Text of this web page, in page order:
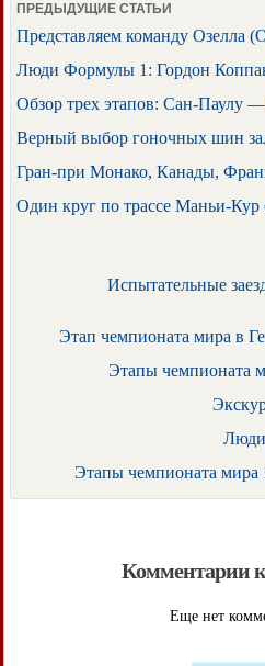
ПРЕДЫДУЩИЕ СТАТЬИ
Представляем команду Озелла
Люди Формулы 1: Гордон
Обзор трех этапов: Сан-Паулу
Верный выбор гоночных шин
Гран-при Монако, Канады,
Один круг по трассе Маньи-Кур
Испытательные
Этап чемпионата мира в
Этапы чемпионата
Люди
Этапы чемпионата
Комментарии к
Еще нет